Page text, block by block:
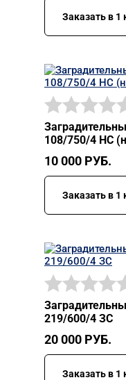
Заказать в 1
108/750/4 НС
10 000 РУБ.
Заказать в 1
219/600/4 ЗС
20 000 РУБ.
Заказать в 1